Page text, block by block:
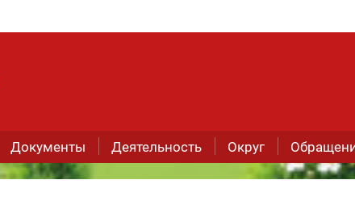
Документы Деятельность Округ